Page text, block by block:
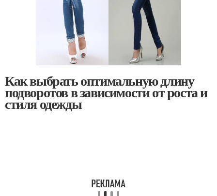
Как выбрать оптимальную длину
подворотов в зависимости от роста и
стиля одежды